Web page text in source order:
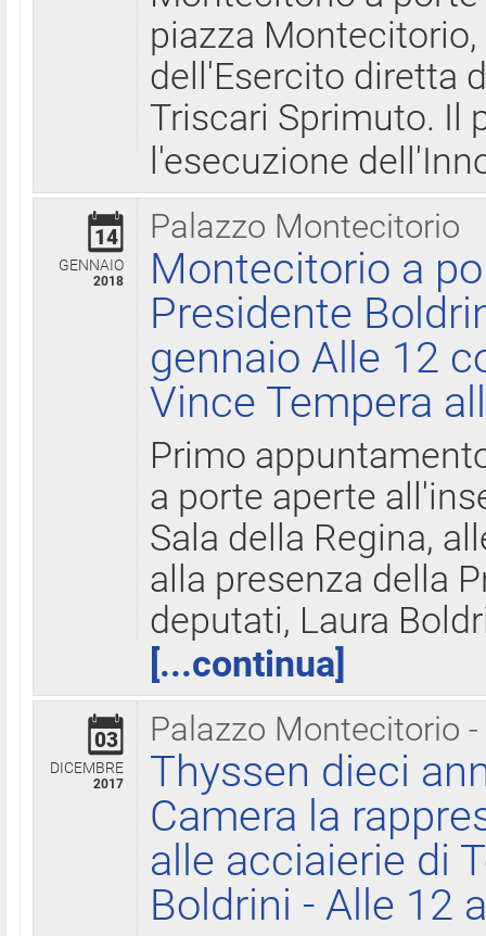
piazza
dell'Esercito diretta
Triscari Sprimuto. Il
l'esecuzione
Palazzo Montecitorio
14
GENNAIO
2018
Montecitorio a
Presidente
gennaio Alle 12
Vince Tempera
Primo
a porte aperte
Sala della Regina,
alla presenza della
deputati, Laura
[...continua]
Palazzo Montecitorio
03
DICEMBRE
2017
Thyssen dieci
Camera la
alle acciaierie di
Boldrini - Alle 12